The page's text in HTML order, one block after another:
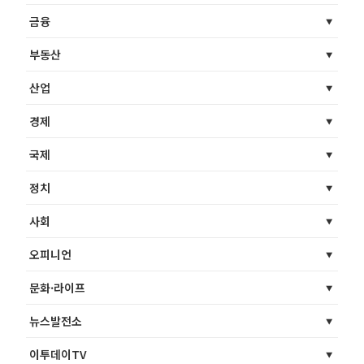
금융
부동산
산업
경제
국제
정치
사회
오피니언
문화·라이프
뉴스발전소
이투데이TV